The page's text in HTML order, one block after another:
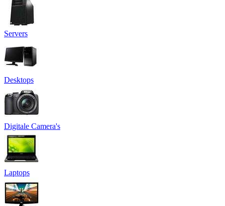
Servers
Desktops
Digitale Camera's
Laptops